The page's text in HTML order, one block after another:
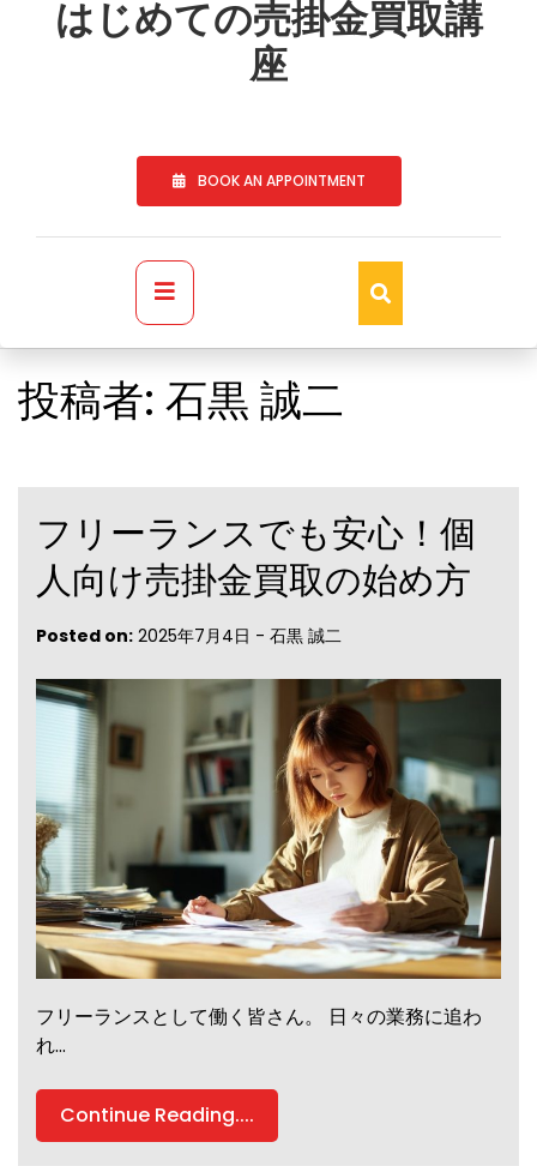
contentはじめての売掛金買取講
座
BOOK AN APPOINTMENT
Primary
Menu
投稿者: 石黒 誠二
フリーランスでも安心！個
人向け売掛金買取の始め方
Posted on: 2025年7月4日 - 石黒 誠二
フリーランスとして働く皆さん。 日々の業務に追わ
れ…
Continue Reading....